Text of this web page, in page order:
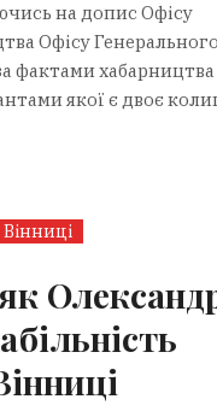
на допис Офісу
Офісу Генерального
фактами хабарництва
якої є двоє